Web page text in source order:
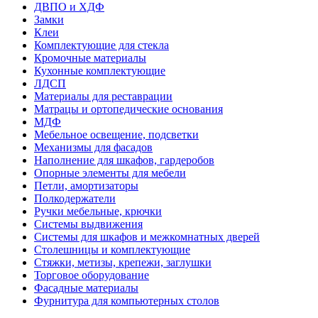
ДВПО и ХДФ
Замки
Клеи
Комплектующие для стекла
Кромочные материалы
Кухонные комплектующие
ЛДСП
Материалы для реставрации
Матрацы и ортопедические основания
МДФ
Мебельное освещение, подсветки
Механизмы для фасадов
Наполнение для шкафов, гардеробов
Опорные элементы для мебели
Петли, амортизаторы
Полкодержатели
Ручки мебельные, крючки
Системы выдвижения
Системы для шкафов и межкомнатных дверей
Столешницы и комплектующие
Стяжки, метизы, крепежи, заглушки
Торговое оборудование
Фасадные материалы
Фурнитура для компьютерных столов